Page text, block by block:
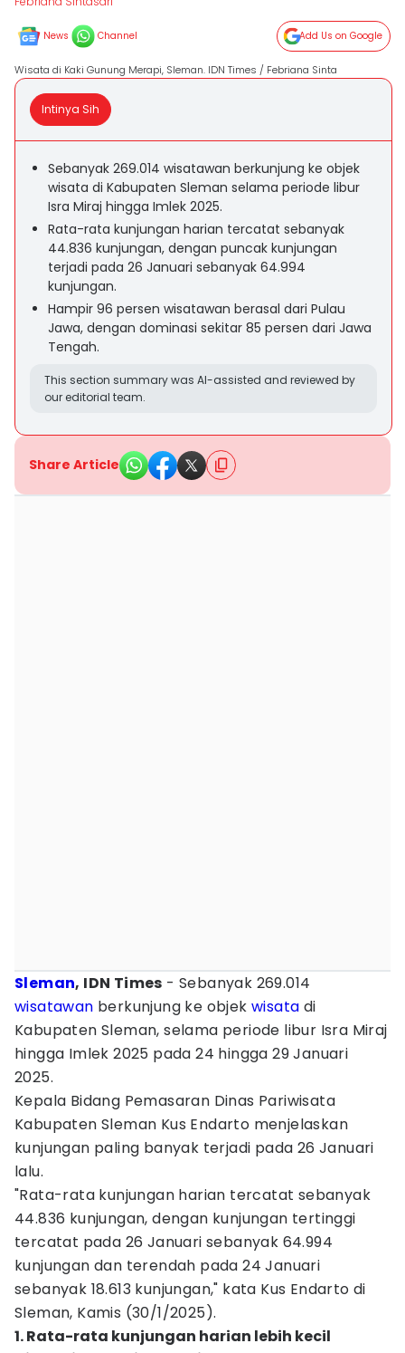
News Channel Add Us on Google
Wisata di Kaki Gunung Merapi, Sleman. IDN Times / Febriana Sinta
Intinya Sih
Sebanyak 269.014 wisatawan berkunjung ke objek
wisata di Kabupaten Sleman selama periode libur
Isra Miraj hingga Imlek 2025.
Rata-rata kunjungan harian tercatat sebanyak
44.836 kunjungan, dengan puncak kunjungan
terjadi pada 26 Januari sebanyak 64.994
kunjungan.
Hampir 96 persen wisatawan berasal dari Pulau
Jawa, dengan dominasi sekitar 85 persen dari Jawa
Tengah.
This section summary was AI-assisted and reviewed by
our editorial team.
Share Article
Sleman, IDN Times - Sebanyak 269.014
wisatawan berkunjung ke objekwisata di
Kabupaten Sleman, selama periode libur Isra Miraj
hingga Imlek 2025 pada 24 hingga 29 Januari
2025.
Kepala Bidang Pemasaran Dinas Pariwisata
Kabupaten Sleman Kus Endarto menjelaskan
kunjungan paling banyak terjadi pada 26 Januari
lalu.
"Rata-rata kunjungan harian tercatat sebanyak
44.836 kunjungan, dengan kunjungan tertinggi
tercatat pada 26 Januari sebanyak 64.994
kunjungan dan terendah pada 24 Januari
sebanyak 18.613 kunjungan," kata Kus Endarto di
Sleman, Kamis (30/1/2025).
1. Rata-rata kunjungan harian lebih kecil